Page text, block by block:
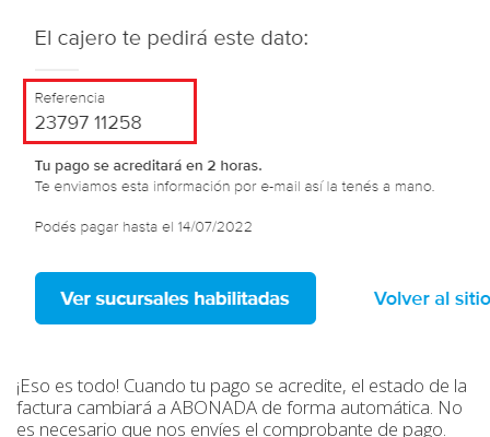
¡Eso es todo! Cuando tu pago se acredite, el estado de la
factura cambiará a ABONADA de forma automática. No
es necesario que nos envíes el comprobante de pago.